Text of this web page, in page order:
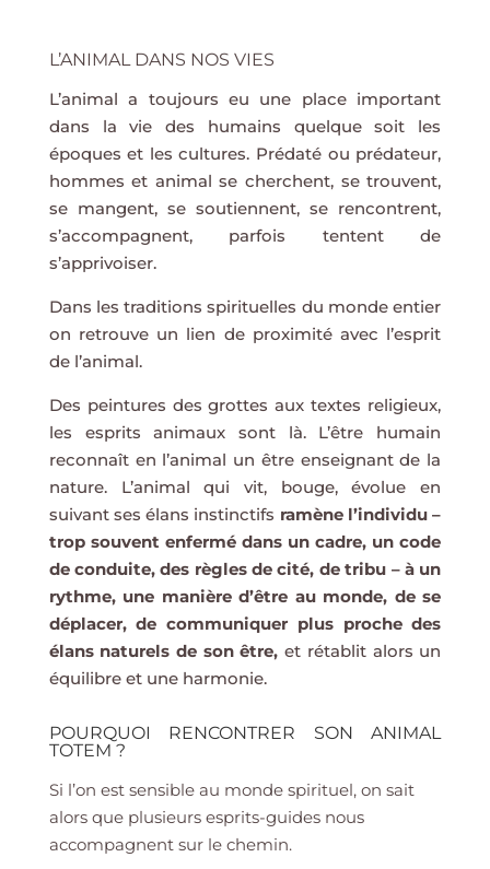
L’ANIMAL DANS NOS VIES
L’animal a toujours eu une place important
dans la vie des humains quelque soit les
époques et les cultures. Prédaté ou prédateur,
hommes et animal se cherchent, se trouvent,
se mangent, se soutiennent, se rencontrent,
s’accompagnent, parfois tentent de
s’apprivoiser.
Dans les traditions spirituelles du monde entier
on retrouve un lien de proximité avec l’esprit
de l’animal.
Des peintures des grottes aux textes religieux,
les esprits animaux sont là. L’être humain
reconnaît en l’animal un être enseignant de la
nature. L’animal qui vit, bouge, évolue en
suivant ses élans instinctifs ramène l’individu –
trop souvent enfermé dans un cadre, un code
de conduite, des règles de cité, de tribu – à un
rythme, une manière d’être au monde, de se
déplacer, de communiquer plus proche des
élans naturels de son être, et rétablit alors un
équilibre et une harmonie.
POURQUOI RENCONTRER SON ANIMAL
TOTEM ?
Si l’on est sensible au monde spirituel, on sait
alors que plusieurs esprits-guides nous
accompagnent sur le chemin.